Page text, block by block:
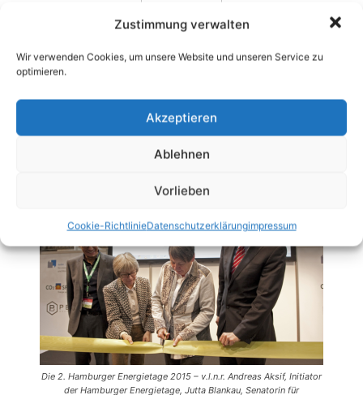
Zustimmung verwalten
Wir verwenden Cookies, um unsere Website und unseren Service zu
optimieren.
Akzeptieren
Ablehnen
Vorlieben
Cookie-RichtlinieDatenschutzerklärungimpressum